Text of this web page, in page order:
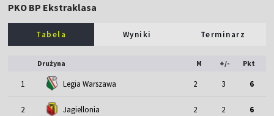
PKO BP Ekstraklasa
Tabela Wyniki Terminarz
Drużyna M +/- Pkt
1 Legia Warszawa 2 3 6
2 Jagiellonia 2 2 6